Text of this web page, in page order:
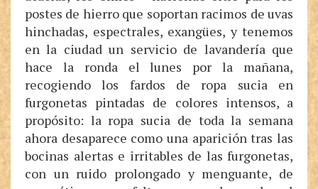
postes de hierro que soportan racimos de uvas
hinchadas, espectrales, exangües, y tenemos
en la ciudad un servicio de lavandería que
hace la ronda el lunes por la mañana,
recogiendo los fardos de ropa sucia en
furgonetas pintadas de colores intensos, a
propósito: la ropa sucia de toda la semana
ahora desaparece como una aparición tras las
bocinas alertas e irritables de las furgonetas,
con un ruido prolongado y menguante, de